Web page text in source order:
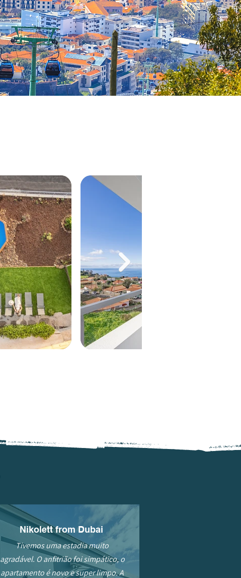
Nikolett from Dubai
Tivemos uma estadia muito
agradável. O anfitrião foi simpático, o
apartamento é novo e super limpo. A